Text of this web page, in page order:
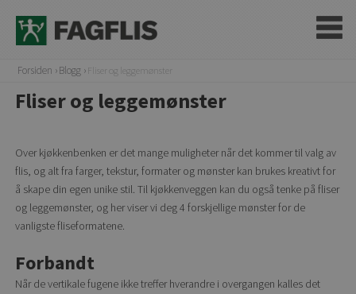
Forsiden Blogg Fliser og leggemønster
Fliser og leggemønster
Over kjøkkenbenken er det mange muligheter når det kommer til valg av
flis, og alt fra farger, tekstur, formater og mønster kan brukes kreativt for
å skape din egen unike stil. Til kjøkkenveggen kan du også tenke på fliser
og leggemønster, og her viser vi deg 4 forskjellige mønster for de
vanligste fliseformatene.
Forbandt
Når de vertikale fugene ikke treffer hverandre i overgangen kalles det